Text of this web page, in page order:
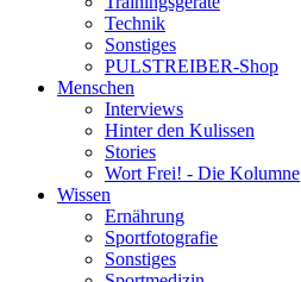
Technik
Sonstiges
PULSTREIBER-Shop
Menschen
Interviews
Hinter den Kulissen
Stories
Wort Frei! - Die Kolumne
Wissen
Ernährung
Sportfotografie
Sonstiges